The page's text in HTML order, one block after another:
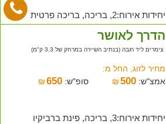
יחידות אירוח:2, בריכה, בריכה פרטית
הדרך לאושר
צימרים ליד רגבה (בנתיב השיירה במרחק של 3.3 ק"מ)
מחיר לזוג, החל מ:
אמצ"ש:
₪500 סופ"ש: ₪ 650
יחידות אירוח:3, בריכה, פינת ברביקיו